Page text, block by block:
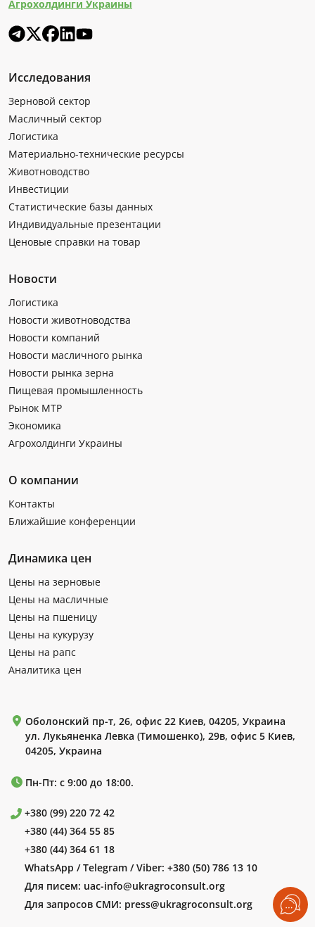
Агрохолдинги Украины
Исследования
Зерновой сектор
Масличный сектор
Логистика
Материально-технические ресурсы
Животноводство
Инвестиции
Статистические базы данных
Индивидуальные презентации
Ценовые справки на товар
Новости
Логистика
Новости животноводства
Новости компаний
Новости масличного рынка
Новости рынка зерна
Пищевая промышленность
Рынок МТР
Экономика
Агрохолдинги Украины
О компании
Контакты
Ближайшие конференции
Динамика цен
Цены на зерновые
Цены на масличные
Цены на пшеницу
Цены на кукурузу
Цены на рапс
Аналитика цен
Оболонский пр-т, 26, офис 22 Киев, 04205, Украина
ул. Лукьяненка Левка (Тимошенко), 29в, офис 5 Киев,
04205, Украина
Пн-Пт: с 9:00 до 18:00.
+380 (99) 220 72 42
+380 (44) 364 55 85
+380 (44) 364 61 18
WhatsApp / Telegram / Viber: +380 (50) 786 13 10
Для писем: uac-info@ukragroconsult.org
Для запросов СМИ: press@ukragroconsult.org